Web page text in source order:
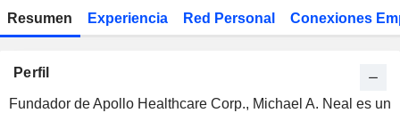
Resumen Experiencia Red Personal Conexiones
Perfil
Fundador de Apollo Healthcare Corp., Michael A. Neal es un